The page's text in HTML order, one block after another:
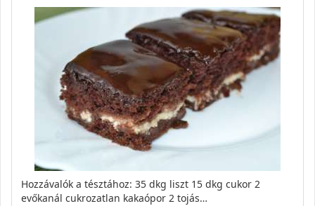
Hozzávalók a tésztához: 35 dkg liszt 15 dkg cukor 2
evőkanál cukrozatlan kakaópor 2 tojás…